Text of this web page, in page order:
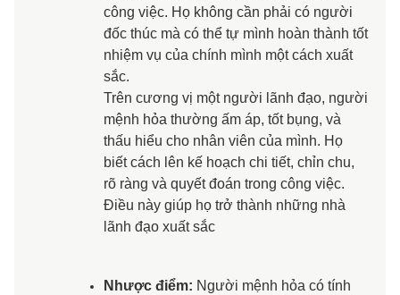
công việc. Họ không cần phải có người
đốc thúc mà có thể tự mình hoàn thành tốt
nhiệm vụ của chính mình một cách xuất
sắc.
Trên cương vị một người lãnh đạo, người
mệnh hỏa thường ấm áp, tốt bụng, và
thấu hiểu cho nhân viên của mình. Họ
biết cách lên kế hoạch chi tiết, chỉn chu,
rõ ràng và quyết đoán trong công việc.
Điều này giúp họ trở thành những nhà
lãnh đạo xuất sắc
Nhược điểm: Người mệnh hỏa có tính